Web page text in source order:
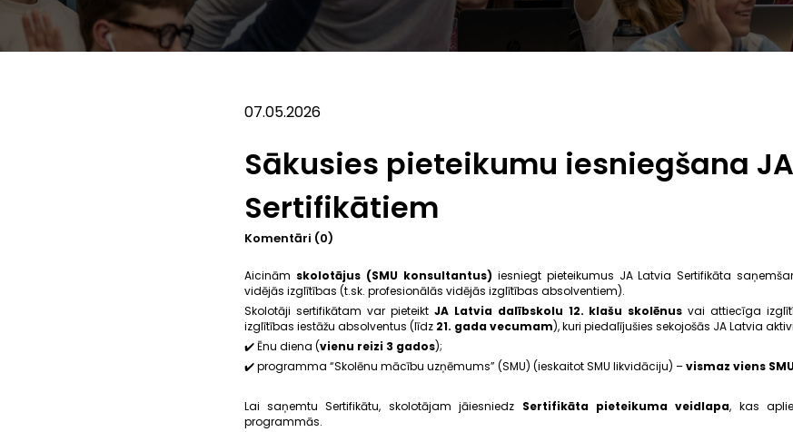
07.05.2026
Sākusies pieteikumu iesniegšana
Sertifikātiem
Komentāri (0)
Aicinām skolotājus (SMU konsultantus) iesniegt pieteikumus JA Latvia Sertifikāta
vidējās izglītības (t.sk. profesionālās vidējās izglītības absolventiem).
Skolotāji sertifikātam var pieteikt JA Latvia dalībskolu 12. klašu skolēnus vai attiecīga
izglītības iestāžu absolventus (līdz 21. gada vecumam), kuri piedalījušies sekojošās JA Latvia
✔️ Ēnu diena (vienu reizi 3 gados);
✔️ programma “Skolēnu mācību uzņēmums” (SMU) (ieskaitot SMU likvidāciju) –vismaz viens
Lai saņemtu Sertifikātu, skolotājam jāiesniedz Sertifikāta pieteikuma veidlapa, kas
programmās.